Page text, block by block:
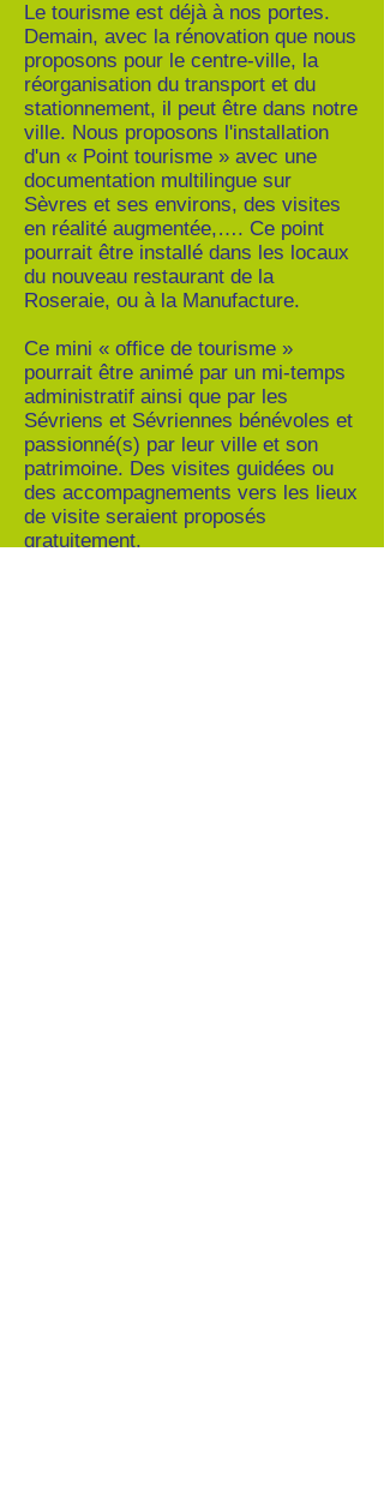
Le tourisme est déjà à nos portes.
Demain, avec la rénovation que nous
proposons pour le centre-ville, la
réorganisation du transport et du
stationnement, il peut être dans notre
ville. Nous proposons l'installation
d'un « Point tourisme » avec une
documentation multilingue sur
Sèvres et ses environs, des visites
en réalité augmentée,…. Ce point
pourrait être installé dans les locaux
du nouveau restaurant de la
Roseraie, ou à la Manufacture.
Ce mini « office de tourisme »
pourrait être animé par un mi-temps
administratif ainsi que par les
Sévriens et Sévriennes bénévoles et
passionné(s) par leur ville et son
patrimoine. Des visites guidées ou
des accompagnements vers les lieux
de visite seraient proposés
gratuitement.